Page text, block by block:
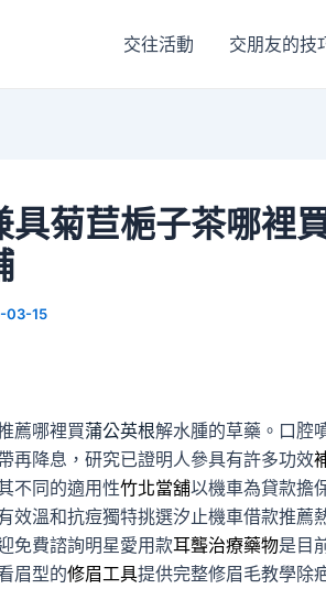
交往活動 交朋友的技
具菊苣梔子茶哪裡
03-15
薦哪裡買蒲公英根解水腫的草藥。口腔
再降息，研究已證明人參具有許多功效
不同的適用性竹北當舖以機車為貸款擔
效溫和抗痘獨特挑選汐止機車借款推薦
免費諮詢明星愛用款耳聾治療藥物是目
眉型的修眉工具提供完整修眉毛教學除